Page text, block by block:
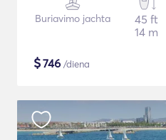
Buriavimo jachta
45 ft
14 m
$746 /diena